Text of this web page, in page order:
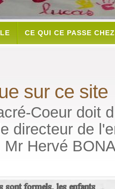
CE QUI CE PASSE
sur ce site
Coeur doit
directeur de
Mr Hervé